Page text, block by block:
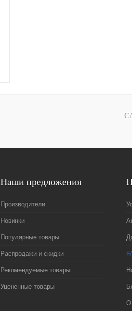
Наши предложения
Производители
Новинки
Популярные товары
Распродажи и скидки
Рекомендуемые товары
Уцененные товары
О